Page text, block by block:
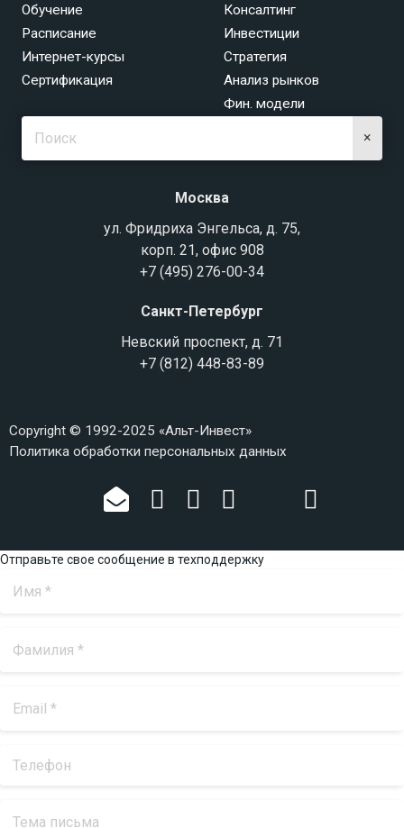
Обучение
Расписание
Интернет-курсы
Сертификация
Консалтинг
Инвестиции
Стратегия
Анализ рынков
Фин. модели
×
Москва
ул. Фридриха Энгельса, д. 75,
корп. 21, офис 908
+7 (495) 276-00-34
Санкт-Петербург
Невский проспект, д. 71
+7 (812) 448-83-89
Copyright © 1992-2025 «Альт-Инвест»
Политика обработки персональных данных
Отправьте свое сообщение в техподдержку